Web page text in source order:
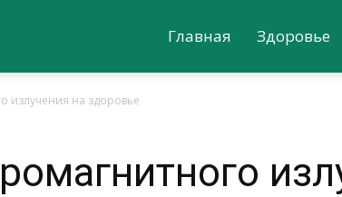
Главная Здоровье
излучения на здоровье